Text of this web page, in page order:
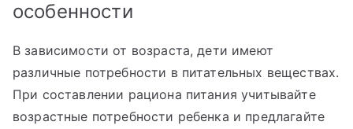
особенности
В зависимости от возраста, дети имеют
различные потребности в питательных веществах.
При составлении рациона питания учитывайте
возрастные потребности ребенка и предлагайте